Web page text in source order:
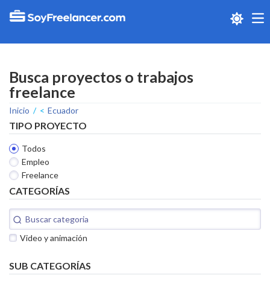
Busca proyectos o trabajos
freelance
Inicio Ecuador
TIPO PROYECTO
Todos
Empleo
Freelance
CATEGORÍAS
Video y animación
SUB CATEGORÍAS